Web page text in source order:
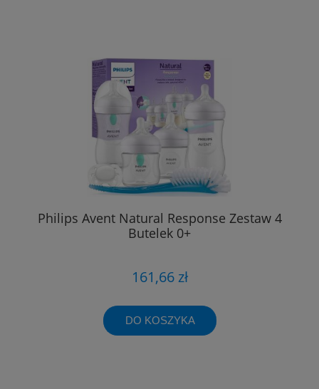
Philips Avent Natural Response Zestaw 4
Butelek 0+
161,66 zł
DO KOSZYKA